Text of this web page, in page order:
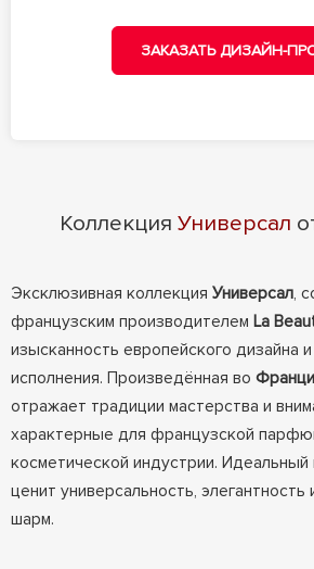
ЗАКАЗАТЬ ДИЗАЙН-
Коллекция Универсал
Эксклюзивная коллекция Универсал,
французским производителем La
изысканность европейского дизайна
исполнения. Произведённая во
отражает традиции мастерства и
характерные для французской
косметической индустрии.
ценит универсальность,
шарм.